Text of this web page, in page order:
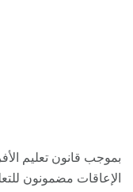
بموجب قانون تعليم
الإعاقات مضمونون